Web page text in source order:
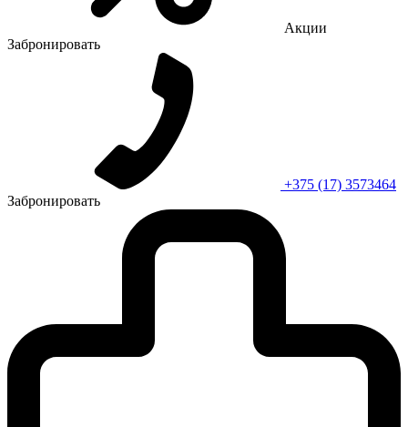
Акции
Забронировать
+375 (17) 3573464
Забронировать